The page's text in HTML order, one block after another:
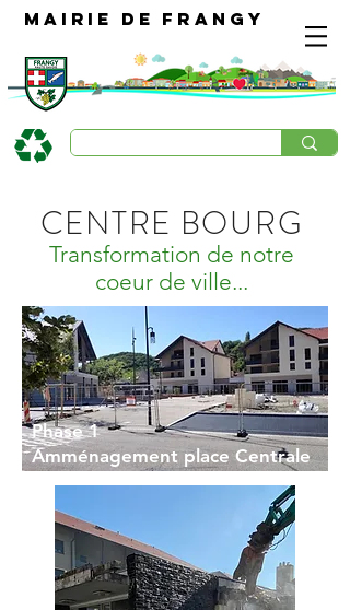
Mairie de Frangy
CENTRE BOURG
Transformation de notre
coeur de ville...
Phase 1
Amménagement place Centrale